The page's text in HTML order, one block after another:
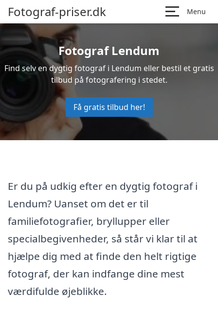
Fotograf-priser.dk Menu
Fotograf Lendum
Find selv en dygtig fotograf i Lendum eller bestil et gratis
tilbud på fotografering i stedet.
Få gratis tilbud her!
Er du på udkig efter en dygtig fotograf i
Lendum? Uanset om det er til
familiefotografier, bryllupper eller
specialbegivenheder, så står vi klar til at
hjælpe dig med at finde den helt rigtige
fotograf, der kan indfange dine mest
værdifulde øjeblikke.